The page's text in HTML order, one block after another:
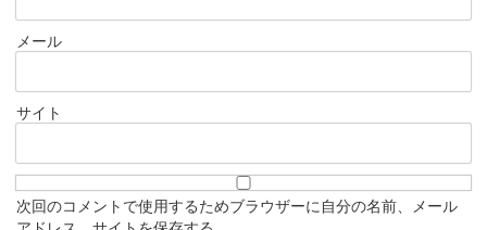
メール
サイト
次回のコメントで使用するためブラウザーに自分の名前、メール